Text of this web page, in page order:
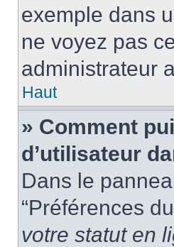
exemple dans
ne voyez pas
administrateur
Haut
» Comment
d’utilisateur
Dans le
“Préférences
votre statut en